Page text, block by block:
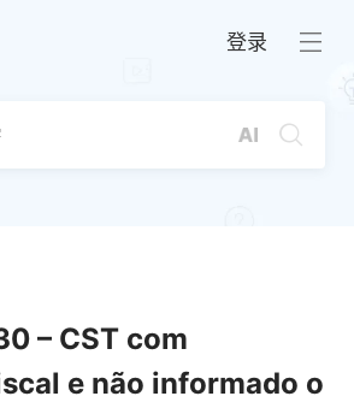
登录
– CST com
e não informado o